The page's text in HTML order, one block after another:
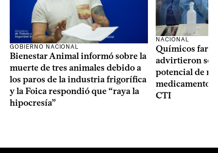
GOBIERNO NACIONAL
Bienestar Animal informó sobre la
muerte de tres animales debido a
los paros de la industria frigorífica
y la Foica respondió que “raya la
hipocresía”
NACIONAL
Químicos
advirtieron
potencial de
medicamentos
CTI